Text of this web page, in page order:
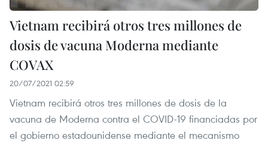
Vietnam recibirá otros tres millones de
dosis de vacuna Moderna mediante
COVAX
20/07/2021 02:59
Vietnam recibirá otros tres millones de dosis de la
vacuna de Moderna contra el COVID-19 financiadas por
el gobierno estadounidense mediante el mecanismo